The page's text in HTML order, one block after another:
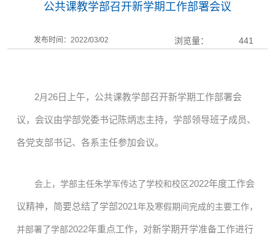
公共课教学部召开新学期工作部署会议
发布时间：2022/03/02 浏览量： 441
2月 26日上午，公共课教学部召开新学期工作部署会
议，会议由学部党委书记陈炳志主持，学部领导班子成员、
各党支部书记、各系主任参加会议。
会上，学部主任朱学军传达了学校和校区2022年度工作会
议精神，简要总结了学部2021年及寒假期间完成的主要工作，
并部署了学部2022年重点工作，对新学期开学准备工作进行